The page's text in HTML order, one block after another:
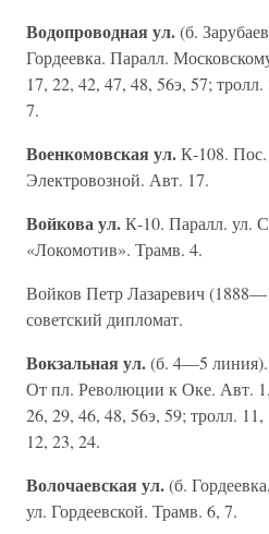
Водопроводная ул.(б.
Гордеевка. Паралл.
17, 22, 42, 47, 48, 56э, 57;
7.
Военкомовская ул.К-108. Пос.
Электровозной. Авт. 17.
Войкова ул.К-10. Паралл. ул.
«Локомотив». Трамв. 4.
Войков Петр Лазаревич
советский дипломат.
Вокзальная ул.(б. 4—5
От пл. Революции к Оке. Авт.
26, 29, 46, 48, 56э, 59; тролл.
12, 23, 24.
Волочаевская ул.(б.
ул. Гордеевской. Трамв. 6, 7.